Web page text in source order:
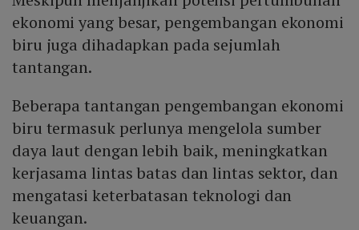
ekonomi yang besar, pengembangan ekonomi
biru juga dihadapkan pada sejumlah
tantangan.
Beberapa tantangan pengembangan ekonomi
biru termasuk perlunya mengelola sumber
daya laut dengan lebih baik, meningkatkan
kerjasama lintas batas dan lintas sektor, dan
mengatasi keterbatasan teknologi dan
keuangan.